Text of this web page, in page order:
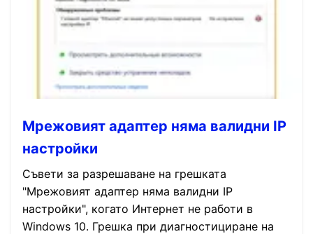
Мрежовият адаптер няма валидни IP
настройки
Съвети за разрешаване на грешката
"Мрежовият адаптер няма валидни IP
настройки", когато Интернет не работи в
Windows 10. Грешка при диагностициране на